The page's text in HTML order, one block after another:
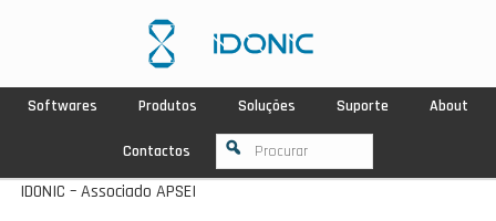
Softwares Produtos Soluções Suporte About
Contactos
IDONIC – Associado APSEI